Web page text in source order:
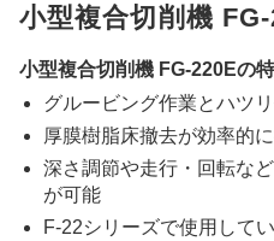
小型複合切削機
小型複合切削機 FG-220Eの
グルービング作業とハツ
厚膜樹脂床撤去が効率的
深さ調節や走行・回転な
が可能
F-22シリーズで使用して